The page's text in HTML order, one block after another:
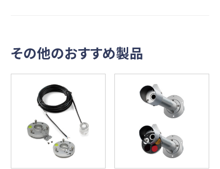
その他のおすすめ製品